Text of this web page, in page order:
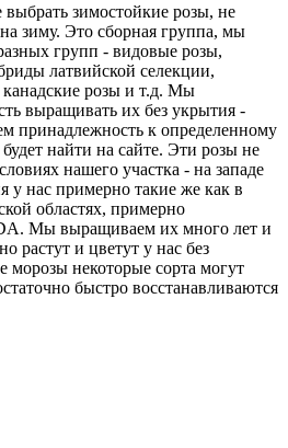
зимостойкие розы, не
зиму. Это сборная группа, мы
групп - видовые розы,
латвийской селекции,
розы и т.д. Мы
выращивать их без укрытия -
принадлежность к определенному
найти на сайте. Эти розы не
нашего участка - на западе
у нас примерно такие же как в
областях, примерно
Мы выращиваем их много лет и
растут и цветут у нас без
морозы некоторые сорта могут
быстро восстанавливаются